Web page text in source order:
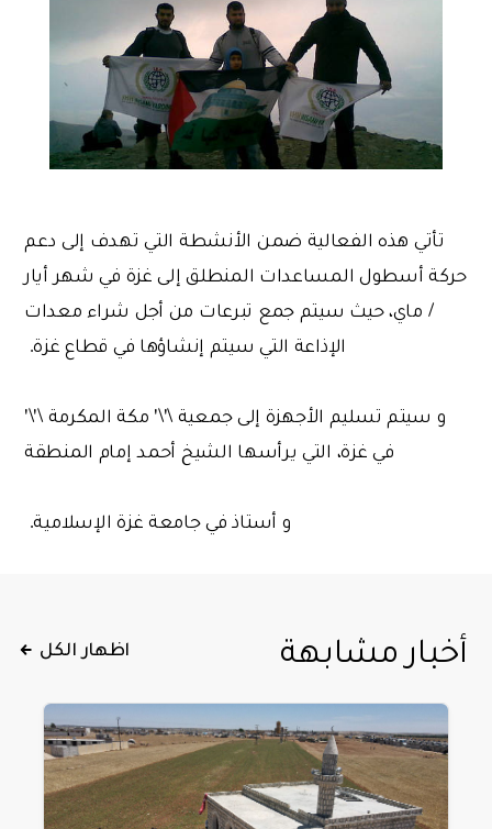
تأتي هذه الفعالية ضمن الأنشطة التي تهدف إلى دعم
حركة أسطول المساعدات المنطلق إلى غزة في شهر أيار
/ ماي، حيث سيتم جمع تبرعات من أجل شراء معدات
الإذاعة التي سيتم إنشاؤها في قطاع غزة.
و سيتم تسليم الأجهزة إلى جمعية \'\' مكة المكرمة \'\'
في غزة، التي يرأسها الشيخ أحمد إمام المنطقة
و أستاذ في جامعة غزة الإسلامية.
أخبار مشابهة اظهار الكل